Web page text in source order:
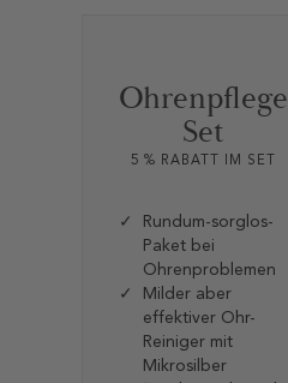
Ohrenpflege
Set
5 % RABATT IM SET
Rundum-sorglos-
Paket bei
Ohrenproblemen
Milder aber
effektiver Ohr-
Reiniger mit
Mikrosilber